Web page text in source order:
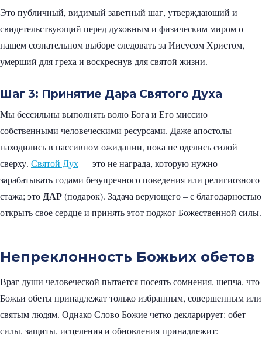
Это публичный, видимый заветный шаг, утверждающий и
свидетельствующий перед духовным и физическим миром о
нашем сознательном выборе следовать за Иисусом Христом,
умерший для греха и воскреснув для святой жизни.
Шаг 3: Принятие Дара Святого Духа
Мы бессильны выполнять волю Бога и Его миссию
собственными человеческими ресурсами. Даже апостолы
находились в пассивном ожидании, пока не оделись силой
сверху. Святой Дух— это не награда, которую нужно
зарабатывать годами безупречного поведения или религиозного
стажа; этоДАР(подарок). Задача верующего – с благодарностью
открыть свое сердце и принять этот поджог Божественной силы.
Непреклонность Божьих обетов
Враг души человеческой пытается посеять сомнения, шепча, что
Божьи обеты принадлежат только избранным, совершенным или
святым людям. Однако Слово Божие четко декларирует: обет
силы, защиты, исцеления и обновления принадлежит: